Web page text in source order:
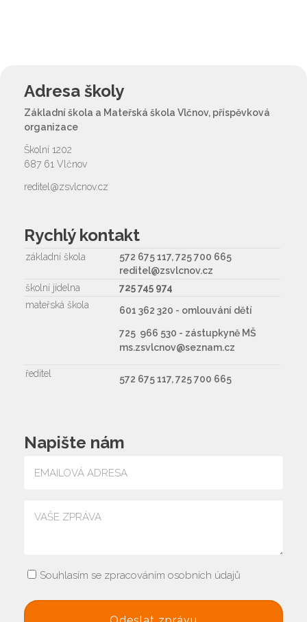
Adresa školy
Základní škola a Mateřská škola Vlčnov, příspěvková
organizace
Školní 1202
687 61 Vlčnov
reditel@zsvlcnov.cz
Rychlý kontakt
základní škola
572 675 117, 725 700 665
reditel@zsvlcnov.cz
školní jídelna
725 745 974
mateřská škola
601 362 320 - omlouvání dětí
725 966 530 - zástupkyně MŠ
ms.zsvlcnov@seznam.cz
ředitel 572 675 117, 725 700 665
Napište nám
Souhlasím se zpracováním osobních údajů